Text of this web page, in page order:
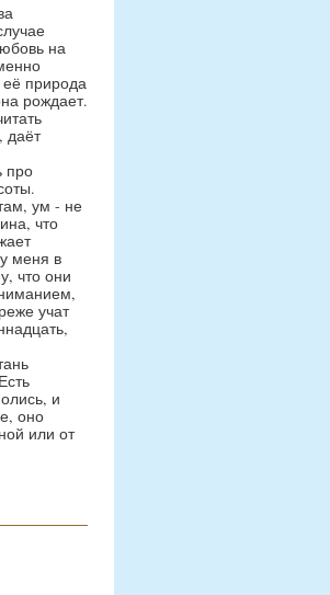
на
её природа
рождает.
даёт
про
ум - не
что
меня в
что они
учат
и
оно
или от